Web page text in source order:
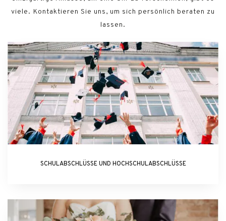
viele. Kontaktieren Sie uns, um sich persönlich beraten zu
lassen.
SCHULABSCHLÜSSE UND HOCHSCHULABSCHLÜSSE